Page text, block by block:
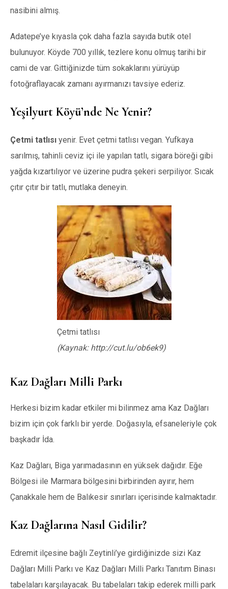
nasibini almış.
Adatepe’ye kıyasla çok daha fazla sayıda butik otel
bulunuyor. Köyde 700 yıllık, tezlere konu olmuş tarihi bir
cami de var. Gittiğinizde tüm sokaklarını yürüyüp
fotoğraflayacak zamanı ayırmanızı tavsiye ederiz.
Yeşilyurt Köyü’nde Ne Yenir?
Çetmi tatlısı yenir. Evet çetmi tatlısı vegan. Yufkaya
sarılmış, tahinli ceviz içi ile yapılan tatlı, sigara böreği gibi
yağda kızartılıyor ve üzerine pudra şekeri serpiliyor. Sıcak
çıtır çıtır bir tatlı, mutlaka deneyin.
Çetmi tatlısı
(Kaynak: http://cut.lu/ob6ek9)
Kaz Dağları Milli Parkı
Herkesi bizim kadar etkiler mi bilinmez ama Kaz Dağları
bizim için çok farklı bir yerde. Doğasıyla, efsaneleriyle çok
başkadır İda.
Kaz Dağları, Biga yarımadasının en yüksek dağıdır. Eğe
Bölgesi ile Marmara bölgesini birbirinden ayırır, hem
Çanakkale hem de Balıkesir sınırları içerisinde kalmaktadır.
Kaz Dağlarına Nasıl Gidilir?
Edremit ilçesine bağlı Zeytinli’ye girdiğinizde sizi Kaz
Dağları Milli Parkı ve Kaz Dağları Milli Parkı Tanıtım Binası
tabelaları karşılayacak. Bu tabelaları takip ederek milli park